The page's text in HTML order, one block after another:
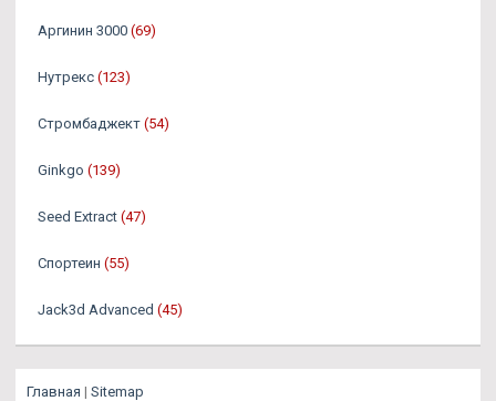
Аргинин 3000 (69)
Нутрекс (123)
Стромбаджект (54)
Ginkgo (139)
Seed Extract (47)
Спортеин (55)
Jack3d Advanced (45)
Главная | Sitemap